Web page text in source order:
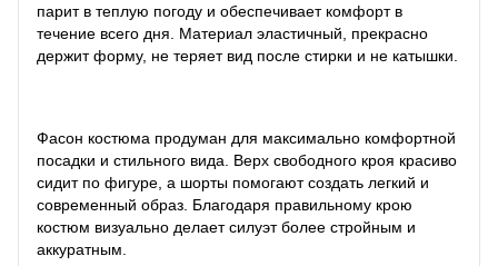
парит в теплую погоду и обеспечивает комфорт в
течение всего дня. Материал эластичный, прекрасно
держит форму, не теряет вид после стирки и не катышки.
Фасон костюма продуман для максимально комфортной
посадки и стильного вида. Верх свободного кроя красиво
сидит по фигуре, а шорты помогают создать легкий и
современный образ. Благодаря правильному крою
костюм визуально делает силуэт более стройным и
аккуратным.